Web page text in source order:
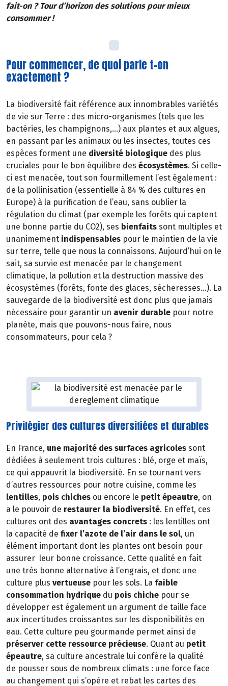
fait-on ? Tour d’horizon des solutions pour mieux
consommer !
Pour commencer, de quoi parle t-on
exactement ?
La biodiversité fait référence aux innombrables variétés
de vie sur Terre : des micro-organismes (tels que les
bactéries, les champignons,...) aux plantes et aux algues,
en passant par les animaux ou les insectes, toutes ces
espèces forment une diversité biologique des plus
cruciales pour le bon équilibre des écosystèmes. Si celle-
ci est menacée, tout son fourmillement l’est également :
de la pollinisation (essentielle à 84 % des cultures en
Europe) à la purification de l’eau, sans oublier la
régulation du climat (par exemple les forêts qui captent
une bonne partie du CO2), ses bienfaits sont multiples et
unanimement indispensables pour le maintien de la vie
sur terre, telle que nous la connaissons. Aujourd’hui on le
sait, sa survie est menacée par le changement
climatique, la pollution et la destruction massive des
écosystèmes (forêts, fonte des glaces, sécheresses…). La
sauvegarde de la biodiversité est donc plus que jamais
nécessaire pour garantir un avenir durable pour notre
planète, mais que pouvons-nous faire, nous
consommateurs, pour cela ?
Privilégier des cultures diversifiées et durables
En France, une majorité des surfaces agricoles sont
dédiées à seulement trois cultures : blé, orge et maïs,
ce qui appauvrit la biodiversité. En se tournant vers
d’autres ressources pour notre cuisine, comme les
lentilles, pois chiches ou encore le petit épeautre, on
a le pouvoir de restaurer la biodiversité. En effet, ces
cultures ont des avantages concrets : les lentilles ont
la capacité de fixer l’azote de l’air dans le sol, un
élément important dont les plantes ont besoin pour
assurer leur bonne croissance. Cette qualité en fait
une très bonne alternative à l’engrais, et donc une
culture plus vertueuse pour les sols. La faible
consommation hydrique du pois chiche pour se
développer est également un argument de taille face
aux incertitudes croissantes sur les disponibilités en
eau. Cette culture peu gourmande permet ainsi de
préserver cette ressource précieuse. Quant au petit
épeautre, sa culture ancestrale lui confère la qualité
de pousser sous de nombreux climats : une force face
au changement qui s’opère et rebat les cartes des